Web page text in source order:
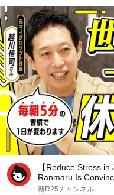
【Reduce Stress
Ranmaru Is
Pra...
新R25チャンネル